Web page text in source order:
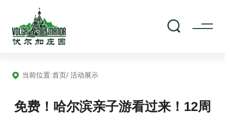
当前位置:首页/ 活动展示
免费！哈尔滨亲子游看过来！12周